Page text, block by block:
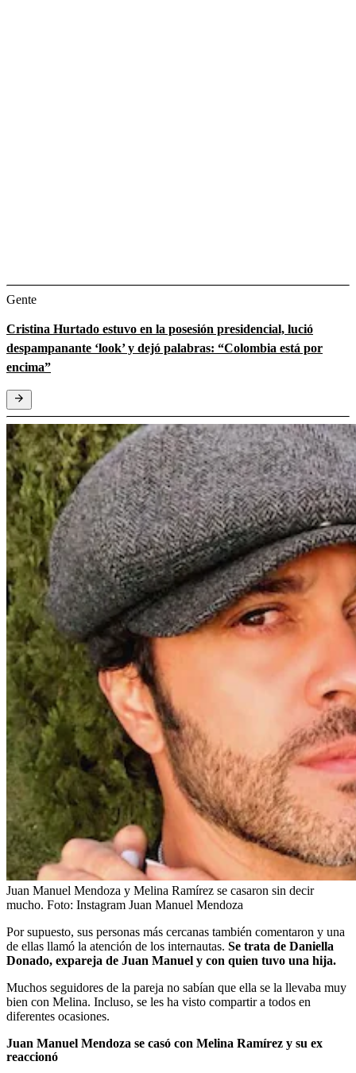
Gente
Cristina Hurtado estuvo en la posesión presidencial, lució
despampanante ‘look’ y dejó palabras: “Colombia está por
encima”
Juan Manuel Mendoza y Melina Ramírez se casaron sin decir
mucho. Foto: Instagram Juan Manuel Mendoza
Por supuesto, sus personas más cercanas también comentaron y una
de ellas llamó la atención de los internautas. Se trata de Daniella
Donado, expareja de Juan Manuel y con quien tuvo una hija.
Muchos seguidores de la pareja no sabían que ella se la llevaba muy
bien con Melina. Incluso, se les ha visto compartir a todos en
diferentes ocasiones.
Juan Manuel Mendoza se casó con Melina Ramírez y su ex
reaccionó